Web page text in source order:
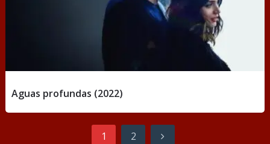
Aguas profundas (2022)
1 2